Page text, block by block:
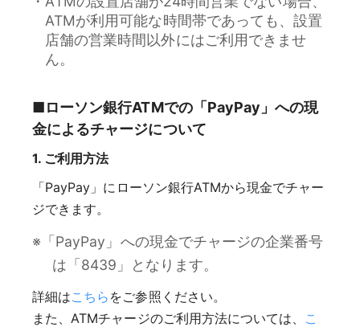
ATMが利用可能な時間帯であっても、設置
店舗の営業時間以外にはご利用できませ
ん。
■ローソン銀行ATMでの「PayPay」への現
金によるチャージについて
1. ご利用方法
「PayPay」にローソン銀行ATMから現金でチャー
ジできます。
※「PayPay」への現金でチャージの企業番号
は「8439」となります。
詳細はこちら をご参照ください。
また、ATMチャージのご利用方法については、 こ